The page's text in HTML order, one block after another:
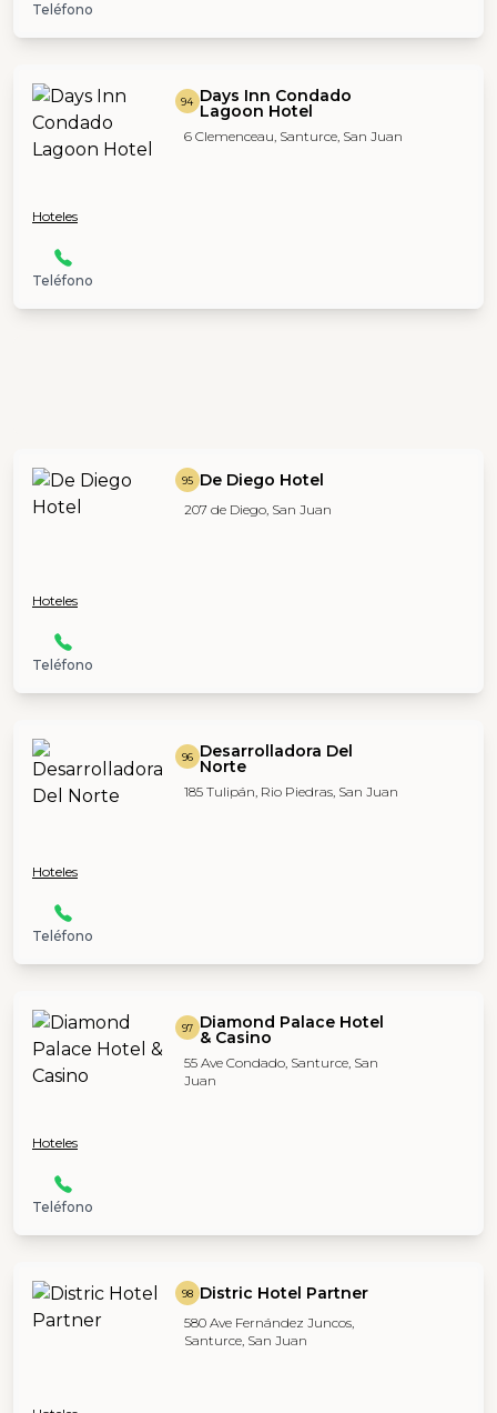
Teléfono
94 Days Inn Condado
Lagoon Hotel
6 Clemenceau, Santurce, San Juan
Hoteles
Teléfono
95 De Diego Hotel
207 de Diego, San Juan
Hoteles
Teléfono
96 Desarrolladora Del
Norte
185 Tulipán, Rio Piedras, San Juan
Hoteles
Teléfono
97 Diamond Palace Hotel
& Casino
55 Ave Condado, Santurce, San
Juan
Hoteles
Teléfono
98 Distric Hotel Partner
580 Ave Fernández Juncos,
Santurce, San Juan